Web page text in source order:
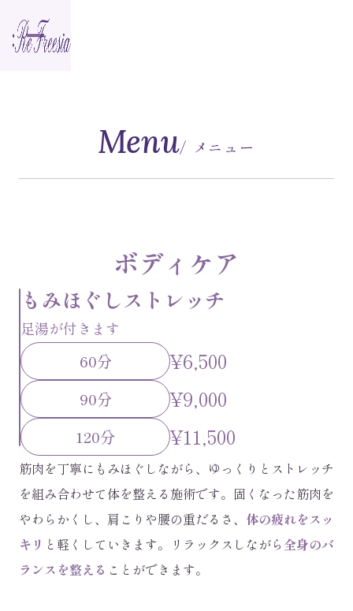
Menu/ メニュー
ボディケア
もみほぐしストレッチ
足湯が付きます
60分 ¥6,500
90分 ¥9,000
120分 ¥11,500
筋肉を丁寧にもみほぐしながら、ゆっくりとストレッチ
を組み合わせて体を整える施術です。固くなった筋肉を
やわらかくし、肩こりや腰の重だるさ、 体の疲れをスッ
キリ と軽くしていきます。リラックスしながら 全身のバ
ランスを整える ことができます。